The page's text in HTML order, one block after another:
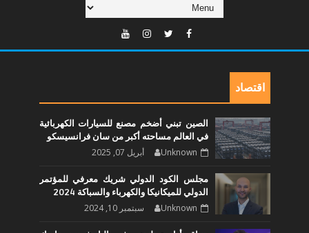
اقتصاد
الصين تبني أضخم مصنع للسيارات الكهربائية
في العالم مساحته أكبر من سان فرانسيسكو
Unknown أبريل 07, 2025
مجلس الكود الدولي شريك معرفي للمؤتمر
الدولي للميكانيكا والكهرباء والسباكة 2024
Unknown سبتمبر 10, 2024